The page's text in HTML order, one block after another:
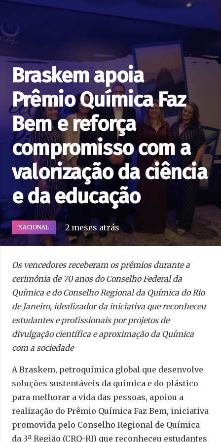
Braskem apoia
Prêmio Química Faz
Bem e reforça
compromisso com a
valorização da ciência
e da educação
NACIONAL 2 meses atrás
Os vencedores receberam os prêmios durante a
cerimônia de 70 anos do Conselho Federal da
Química e do Conselho Regional da Química do Rio
de Janeiro, idealizador da iniciativa que reconheceu
estudantes e profissionais por projetos de
divulgação científica e aproximação da Química
com a sociedade
A Braskem, petroquímica global que desenvolve
soluções sustentáveis da química e do plástico
para melhorar a vida das pessoas, apoiou a
realização do Prêmio Química Faz Bem, iniciativa
promovida pelo Conselho Regional de Química
da 3ª Região (CRQ-RJ) que reconheceu estudantes